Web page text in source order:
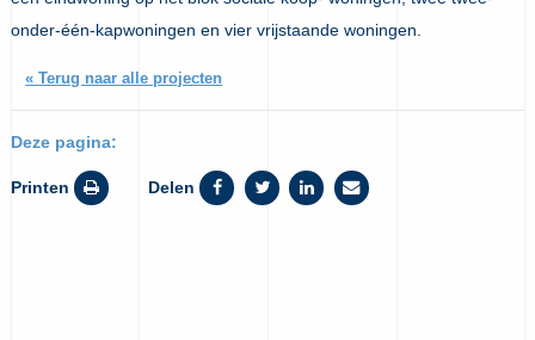
onder-één-kapwoningen en vier vrijstaande woningen.
« Terug naar alle projecten
Deze pagina:
Printen Delen